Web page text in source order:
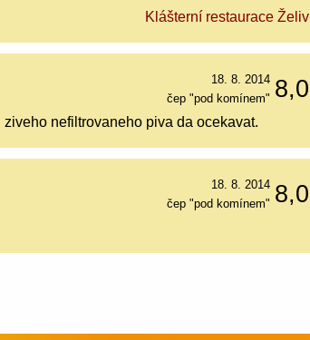
Klášterní restaurace Želiv
8,0
18. 8. 2014
čep "pod komínem"
nefiltrovaneho piva da ocekavat.
8,0
18. 8. 2014
čep "pod komínem"